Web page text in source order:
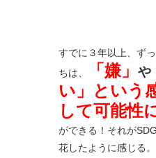
すでに３年以上、ず
ちは、
「嫌」 や
い」という
して可能性
ができる！それが
花したように感じる。